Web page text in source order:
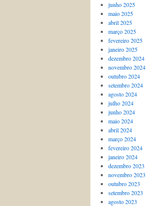
junho 2025
maio 2025
abril 2025
março 2025
fevereiro 2025
janeiro 2025
dezembro 2024
novembro 2024
outubro 2024
setembro 2024
agosto 2024
julho 2024
junho 2024
maio 2024
abril 2024
março 2024
fevereiro 2024
janeiro 2024
dezembro 2023
novembro 2023
outubro 2023
setembro 2023
agosto 2023